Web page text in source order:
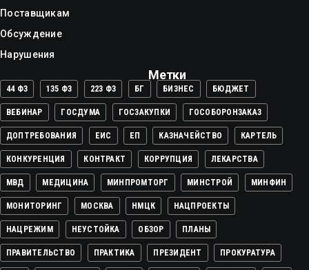
Поставщикам
Обсуждение
Нарушения
Метки
44 ФЗ 135 ФЗ 223 ФЗ БГ БИЗНЕС БЮДЖЕТ
ВЕБИНАР ГОСДУМА ГОСЗАКУПКИ ГОСОБОРОНЗАКАЗ
ДОПТРЕБОВАНИЯ ЕИС ЕП КАЗНАЧЕЙСТВО КАРТЕЛЬ
КОНКУРЕНЦИЯ КОНТРАКТ КОРРУПЦИЯ ЛЕКАРСТВА
МВД МЕДИЦИНА МИНПРОМТОРГ МИНСТРОЙ МИНФИН
МОНИТОРИНГ МОСКВА НМЦК НАЦПРОЕКТЫ
НАЦРЕЖИМ НЕУСТОЙКА ОБЗОР ПЛАНЫ
ПРАВИТЕЛЬСТВО ПРАКТИКА ПРЕЗИДЕНТ ПРОКУРАТУРА